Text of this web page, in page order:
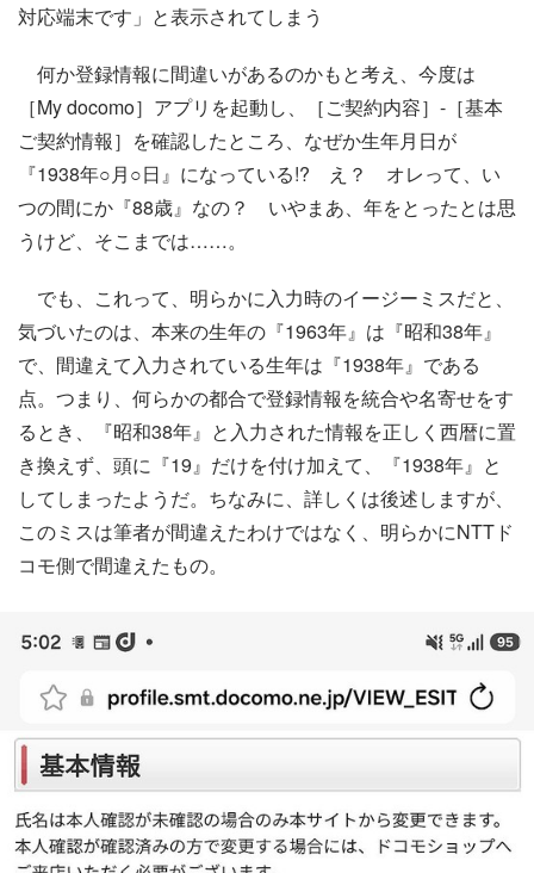
対応端末です」と表示されてしまう
何か登録情報に間違いがあるのかもと考え、今度は
［My docomo］アプリを起動し、［ご契約内容］-［基本
ご契約情報］を確認したところ、なぜか生年月日が
『1938年○月○日』になっている!? え？ オレって、い
つの間にか『88歳』なの？ いやまあ、年をとったとは思
うけど、そこまでは……。
でも、これって、明らかに入力時のイージーミスだと、
気づいたのは、本来の生年の『1963年』は『昭和38年』
で、間違えて入力されている生年は『1938年』である
点。つまり、何らかの都合で登録情報を統合や名寄せをす
るとき、『昭和38年』と入力された情報を正しく西暦に置
き換えず、頭に『19』だけを付け加えて、『1938年』と
してしまったようだ。ちなみに、詳しくは後述しますが、
このミスは筆者が間違えたわけではなく、明らかにNTTド
コモ側で間違えたもの。